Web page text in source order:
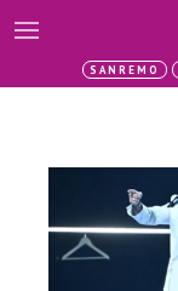
SANREMO